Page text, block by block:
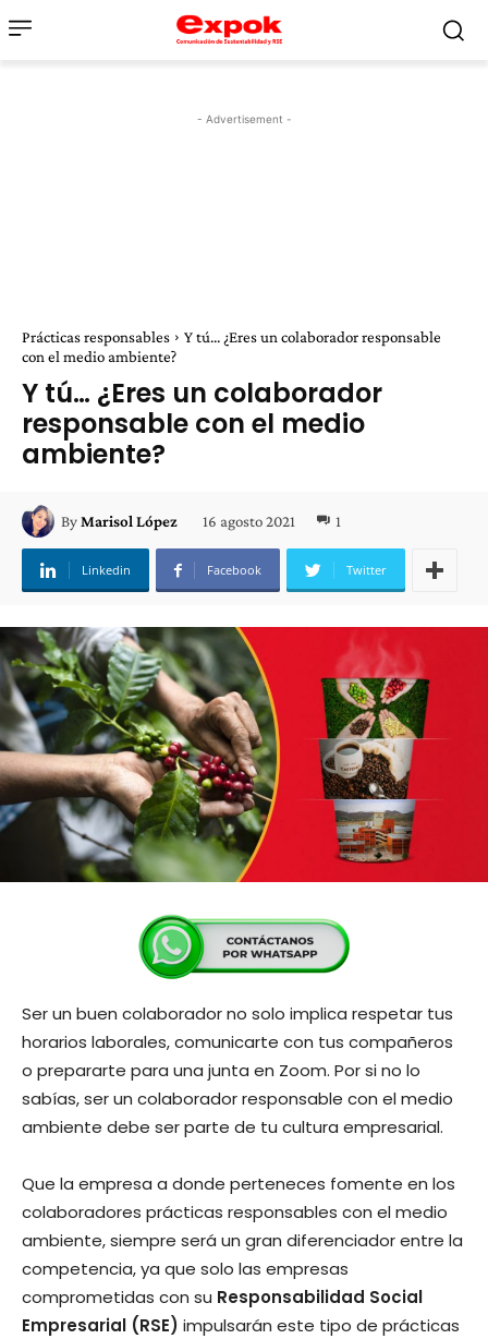
- Advertisement -
Prácticas responsables
Y tú... ¿Eres un colaborador responsable
con el medio ambiente?
Y tú… ¿Eres un colaborador
responsable con el medio
ambiente?
ByMarisol López 16 agosto 2021 1
Linkedin Facebook Twitter
Ser un buen colaborador no solo implica respetar tus
horarios laborales, comunicarte con tus compañeros
o prepararte para una junta en Zoom. Por si no lo
sabías, ser un colaborador responsable con el medio
ambiente debe ser parte de tu cultura empresarial.
Que la empresa a donde perteneces fomente en los
colaboradores prácticas responsables con el medio
ambiente, siempre será un gran diferenciador entre la
competencia, ya que solo las empresas
comprometidas con su Responsabilidad Social
Empresarial (RSE) impulsarán este tipo de prácticas